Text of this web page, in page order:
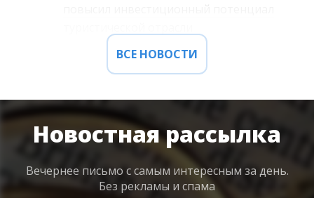
ВСЕ НОВОСТИ
Новостная рассылка
Вечернее письмо с самым интересным за день.
Без рекламы и спама